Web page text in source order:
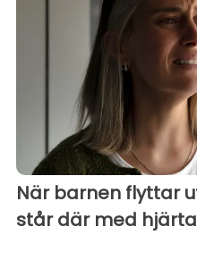
När barnen flyttar
står där med